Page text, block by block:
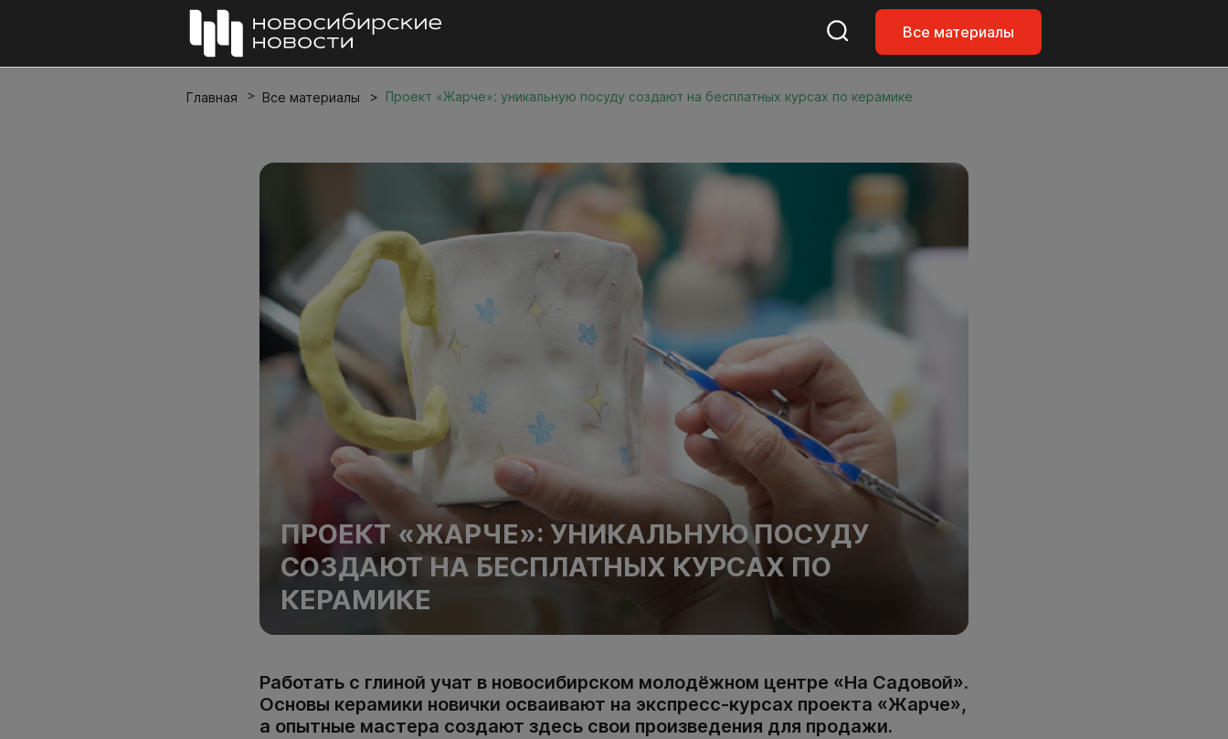
Все материалы
Главная Все материалы Проект «Жарче»: уникальную посуду создают на бесплатных курсах по керамике
ПРОЕКТ «ЖАРЧЕ»: УНИКАЛЬНУЮ ПОСУДУ
СОЗДАЮТ НА БЕСПЛАТНЫХ КУРСАХ ПО
КЕРАМИКЕ
Работать с глиной учат в новосибирском молодёжном центре «На Садовой».
Основы керамики новички осваивают на экспресс-курсах проекта «Жарче»,
а опытные мастера создают здесь свои произведения для продажи.